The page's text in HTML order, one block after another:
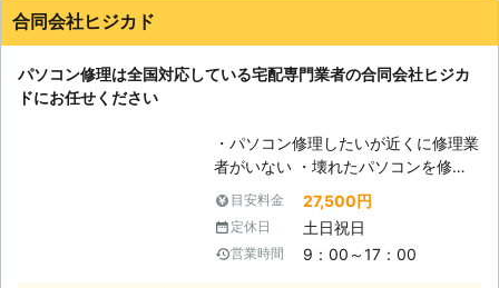
理の他に、現場に急行して対応するこ
ら、私達がその場に急行することで、
いち早く解決に向かえるのならそれが
一番です。お困りの方の不安と不自由
な状態をいち早く開放するのも、私達
の役割だと考えています。
から対応までわりと気持ちのいい人で説明も分かりやすくて良
かったと思います。パソコンも無事に直ったのでとても感謝し
神奈川県 横須賀市
合同会社ヒジカド
パソコン修理は全国対応している宅配専門業者の合同会社ヒジカ
ドにお任せください
・パソコン修理したいが近くに修理業
者がいない ・壊れたパソコンを修理
してほしいが店舗へもっていくのが面
倒くさい ・会社で使用中のパソコン
がいくつか調子が悪いのでみてほしい
このようなパソコントラブルでお悩み
目安料金 27,500円
定休日 土日祝日
営業時間 9：00～17：00